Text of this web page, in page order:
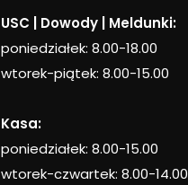
USC | Dowody | Meldunki:
poniedziałek: 8.00-18.00
wtorek-piątek: 8.00-15.00
Kasa:
poniedziałek: 8.00-15.00
wtorek-czwartek: 8.00-14.00